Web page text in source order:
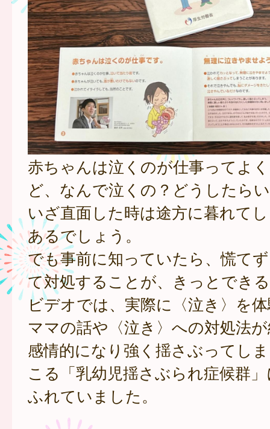
赤ちゃんは泣くのが仕事ってよ
ど、なんで泣くの？どうしたら
いざ直面した時は途方に暮れて
あるでしょう。
でも事前に知っていたら、慌て
て対処することが、きっとでき
ビデオでは、実際に〈泣き〉を
ママの話や〈泣き〉への対処法
感情的になり強く揺さぶってし
こる「乳幼児揺さぶられ症候群
ふれていました。